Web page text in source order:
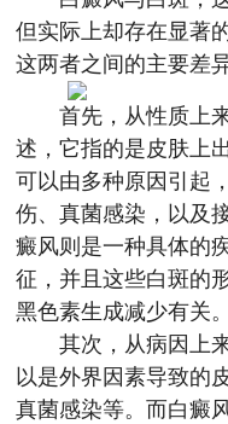
但实际上却存在显著
这两者之间的主要差异
首先，从性质上来
述，它指的是皮肤上
可以由多种原因引起
伤、真菌感染，以及
癜风则是一种具体的
征，并且这些白斑的
黑色素生成减少有关。
其次，从病因上来
以是外界因素导致的
真菌感染等。而白癜